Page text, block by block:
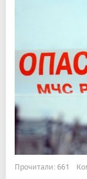
Прочитали: 661